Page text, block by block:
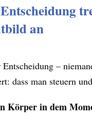
an
–
dass man steuern
Körper in dem